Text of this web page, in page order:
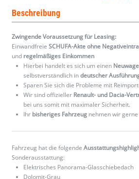
Beschreibung
Zwingende Voraussetzung für Leasing:
Einwandfreie SCHUFA-Akte ohne
und regelmäßiges Einkommen
Hierbei handelt es sich um einen
selbstverständlich indeutscher
Sparen Sie sich die Probleme mit
Wir sind offizieller Renault- und Dacia-
bei uns somit mit maximaler Sicherheit.
Ihr bisheriges Fahrzeug nehmen wir
Fahrzeug hat die folgende
Sonderausstattung:
Elektrisches Panorama-Glasschiebedach
Dolomit-Grau